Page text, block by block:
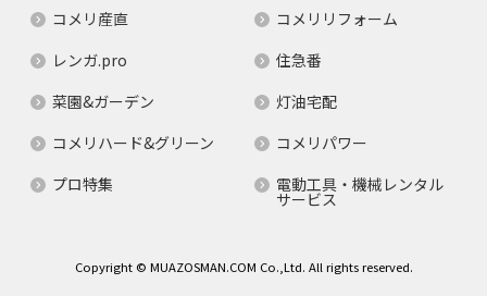
コメリ産直
コメリリフォーム
レンガ.pro
住急番
菜園&ガーデン
灯油宅配
コメリハード&グリーン
コメリパワー
プロ特集
電動工具・機械レンタル
サービス
Copyright © MUAZOSMAN.COM Co.,Ltd. All rights reserved.